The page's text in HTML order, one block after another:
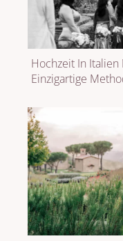
Hochzeit In
Einzigartige